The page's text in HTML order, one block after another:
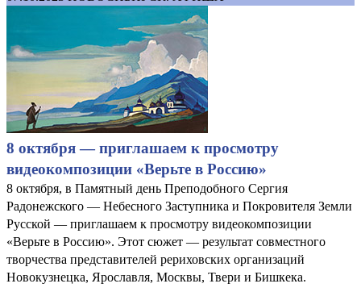
8 октября — приглашаем к просмотру
видеокомпозиции «Верьте в Россию»
8 октября, в Памятный день Преподобного Сергия
Радонежского — Небесного Заступника и Покровителя Земли
Русской — приглашаем к просмотру видеокомпозиции
«Верьте в Россию». Этот сюжет — результат совместного
творчества представителей рериховских организаций
Новокузнецка, Ярославля, Москвы, Твери и Бишкека.